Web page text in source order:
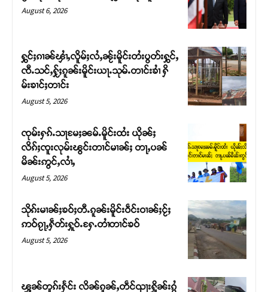
တႃႇႁႂ်ႈသဵင်ၵၢင်ၸႂ်ၵူၼ်းမိူင်း ၵူႈတီႈၵူႈလႅၼ်ပေႃးတေၸွ
တ်ႇ တူဝ်ႈလုမ်ႈၾႃႉၼၼ်ႉ ၶဝ်ႈႁူမ်ႈၵမ်ႉထႅမ် ၸုမ်းၶၢ
ဝ်ႇၽူႈတွႆႇႁွၵ်ႈ လႆႈယူႇၶႃႈဢေႃႈ။
August 6, 2026
ႁွင်ႈၵၢၼ်ၾၢႆႇလိူမ်ႈလႆႇၼႂ်းမိူင်းတႆးပွတ်းႁွင်ႇ
ၸီႉသင်ႇႁႂ်ႈၵူၼ်းမိူင်းယႃႉသုမ်ႉတၢင်းၶၢႆ ႁိ
မ်းၶၢင်ႈတၢင်း
August 5, 2026
ၸုမ်းႁၵ်ႉသႃမႄႈၼမ်ႉမိူင်းထႆး ယိုၼ်ႈ
လိၵ်ႈၸူးလုမ်းၽွင်းတၢင်မၢၼ်ႈ တႃႇပၼ်
မိၼ်းဢွင်ႇလၢႆႇ
August 5, 2026
သိုၵ်းမၢၼ်ႈၶဝ်ႈတီႉၵူၼ်းမိူင်းဝဵင်းဝၢၼ်ႈငႂ်ႈ
ဢဝ်ၵႂႃႇႁဵတ်းႁူဝ်ႉႁႄႉတၢႆတၢင်ၶဝ်
August 5, 2026
ၾူၼ်တူၵ်းႁႅင်း လိၼ်ၵူၼ်ႇတဵင်ၺႃးႁိူၼ်းၵွႆ